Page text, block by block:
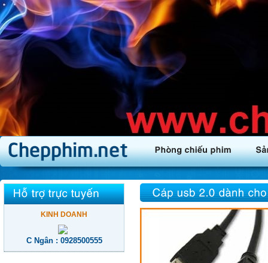
KINH DOANH
C Ngân : 0928500555